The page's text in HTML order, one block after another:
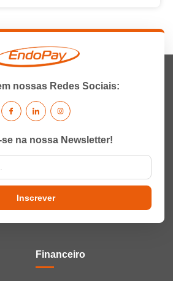
nossas Redes Sociais:
se na nossa Newsletter!
Inscrever
Financeiro